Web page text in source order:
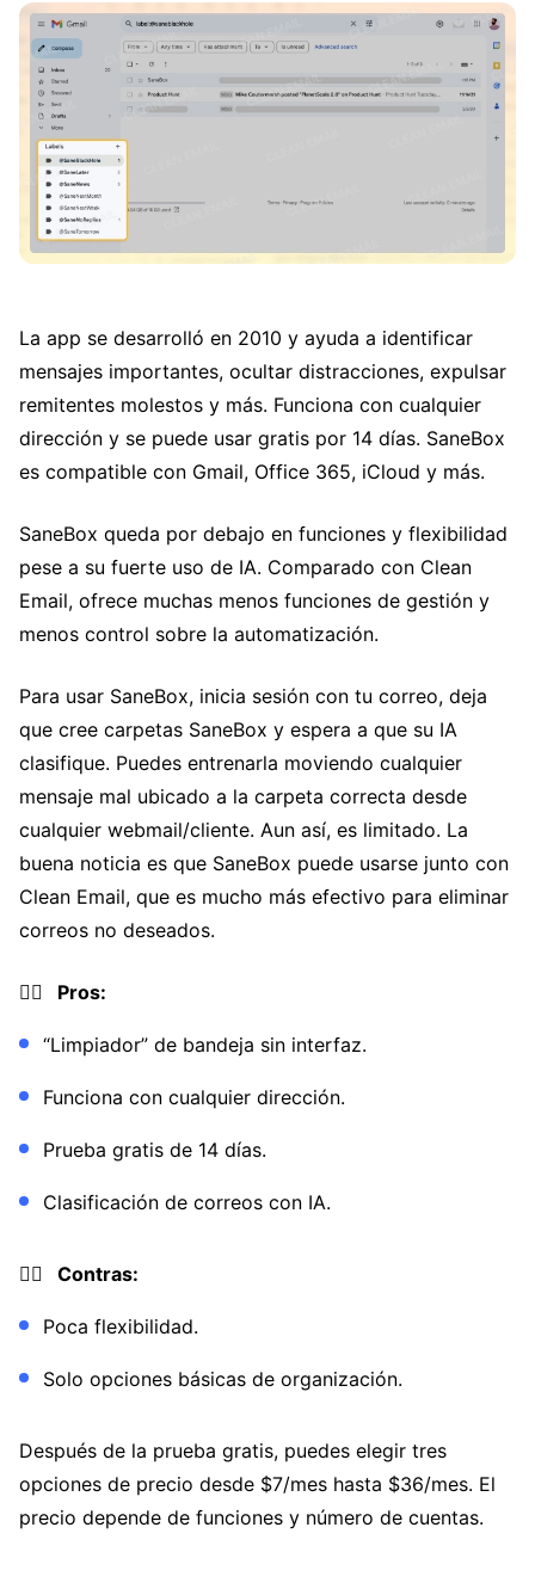
La app se desarrolló en 2010 y ayuda a identificar
mensajes importantes, ocultar distracciones, expulsar
remitentes molestos y más. Funciona con cualquier
dirección y se puede usar gratis por 14 días. SaneBox
es compatible con Gmail, Office 365, iCloud y más.
SaneBox queda por debajo en funciones y flexibilidad
pese a su fuerte uso de IA. Comparado con Clean
Email, ofrece muchas menos funciones de gestión y
menos control sobre la automatización.
Para usar SaneBox, inicia sesión con tu correo, deja
que cree carpetas SaneBox y espera a que su IA
clasifique. Puedes entrenarla moviendo cualquier
mensaje mal ubicado a la carpeta correcta desde
cualquier webmail/cliente. Aun así, es limitado. La
buena noticia es que SaneBox puede usarse junto con
Clean Email, que es mucho más efectivo para eliminar
correos no deseados.
👍🏼 Pros:
“Limpiador” de bandeja sin interfaz.
Funciona con cualquier dirección.
Prueba gratis de 14 días.
Clasificación de correos con IA.
👎🏼 Contras:
Poca flexibilidad.
Solo opciones básicas de organización.
Después de la prueba gratis, puedes elegir tres
opciones de precio desde $7/mes hasta $36/mes. El
precio depende de funciones y número de cuentas.